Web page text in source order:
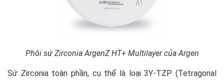
Phôi sứ Zirconia ArgenZ HT+ Multilayer của Argen
Sứ Zirconia toàn phần, cụ thể là loại 3Y-TZP (Tetragonal